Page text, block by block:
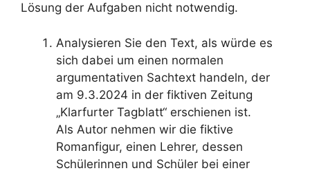
Lösung der Aufgaben nicht notwendig.
Analysieren Sie den Text, als würde es
sich dabei um einen normalen
argumentativen Sachtext handeln, der
am 9.3.2024 in der fiktiven Zeitung
„Klarfurter Tagblatt“ erschienen ist.
Als Autor nehmen wir die fiktive
Romanfigur, einen Lehrer, dessen
Schülerinnen und Schüler bei einer